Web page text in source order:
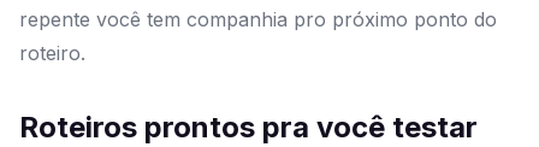
repente você tem companhia pro próximo ponto do
roteiro.
Roteiros prontos pra você testar